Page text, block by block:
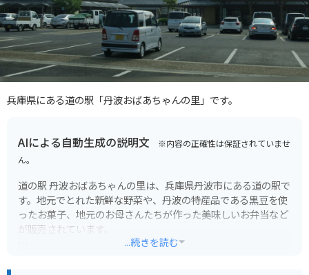
兵庫県にある道の駅「丹波おばあちゃんの里」です。
AIによる自動生成の説明文 ※内容の正確性は保証されていませ
ん。
道の駅 丹波おばあちゃんの里は、兵庫県丹波市にある道の駅で
す。地元でとれた新鮮な野菜や、丹波の特産品である黒豆を使
ったお菓子、地元のお母さんたちが作った美味しいお弁当など
が販売されています。
...続きを読む